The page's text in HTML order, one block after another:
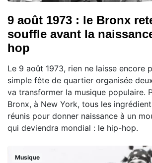
9 août 1973 : le Bronx
souffle avant la
hop
Le 9 août 1973, rien ne laisse encore
simple fête de quartier organisée
va transformer la musique populaire.
Bronx, à New York, tous les
réunis pour donner naissance à un
qui deviendra mondial : le hip-hop.
Musique